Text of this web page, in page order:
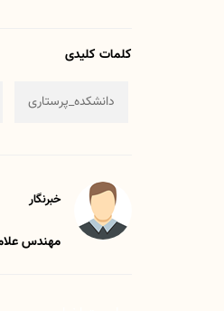
کلمات کلیدی
دانشکده_پرستاری
خبرنگار
مهندس